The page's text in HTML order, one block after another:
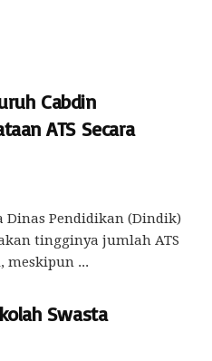
Cabdin
ATS Secara
Dinas Pendidikan (Dindik)
tingginya jumlah ATS
meskipun ...
Swasta